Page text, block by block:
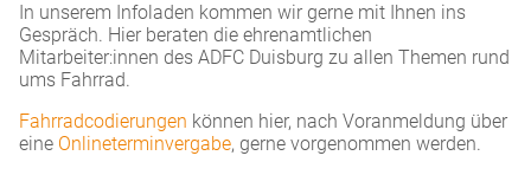
In unserem Infoladen kommen wir gerne mit Ihnen ins
Gespräch. Hier beraten die ehrenamtlichen
Mitarbeiter:innen des ADFC Duisburg zu allen Themen rund
ums Fahrrad.
Fahrradcodierungen können hier, nach Voranmeldung über
eine Onlineterminvergabe, gerne vorgenommen werden.